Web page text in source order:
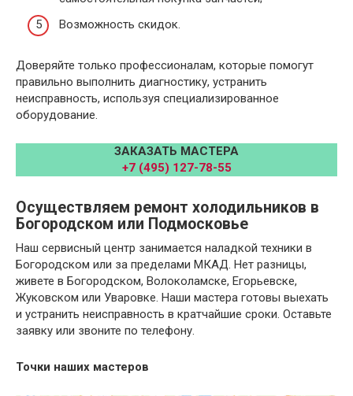
Возможность скидок.
Доверяйте только профессионалам, которые помогут
правильно выполнить диагностику, устранить
неисправность, используя специализированное
оборудование.
ЗАКАЗАТЬ МАСТЕРА
+7 (495) 127-78-55
Осуществляем ремонт холодильников в
Богородском или Подмосковье
Наш сервисный центр занимается наладкой техники в
Богородском или за пределами МКАД. Нет разницы,
живете в Богородском, Волоколамске, Егорьевске,
Жуковском или Уваровке. Наши мастера готовы выехать
и устранить неисправность в кратчайшие сроки. Оставьте
заявку или звоните по телефону.
Точки наших мастеров